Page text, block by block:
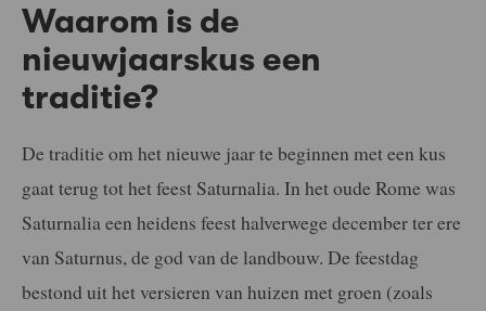
Waarom is de
nieuwjaarskus een
traditie?
De traditie om het nieuwe jaar te beginnen met een kus
gaat terug tot het feest Saturnalia. In het oude Rome was
Saturnalia een heidens feest halverwege december ter ere
van Saturnus, de god van de landbouw. De feestdag
bestond uit het versieren van huizen met groen (zoals